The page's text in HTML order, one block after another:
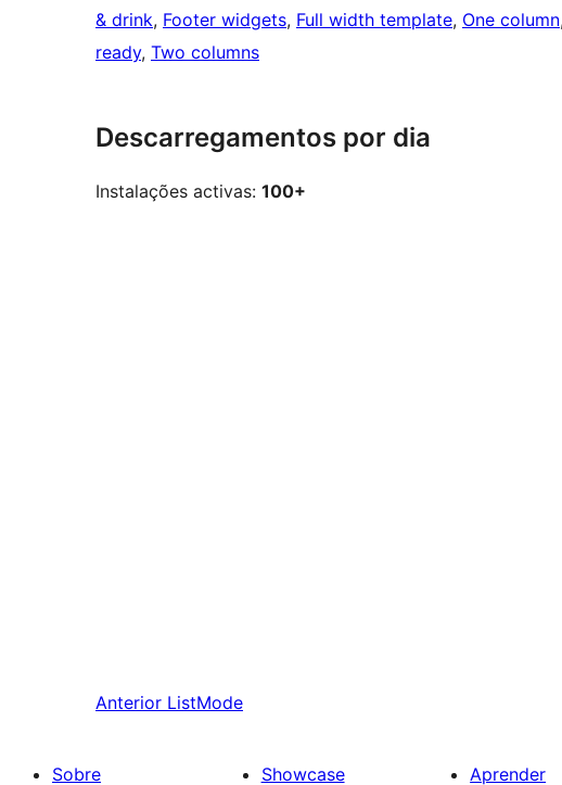
& drink, Footer widgets, Full width template, One column,
ready, Two columns
Descarregamentos por dia
Instalações activas: 100+
Anterior ListMode
Sobre Showcase Aprender